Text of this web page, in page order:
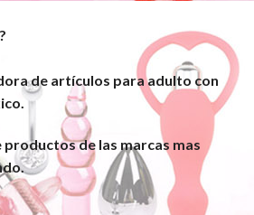
de artículos para adulto con
de las marcas mas